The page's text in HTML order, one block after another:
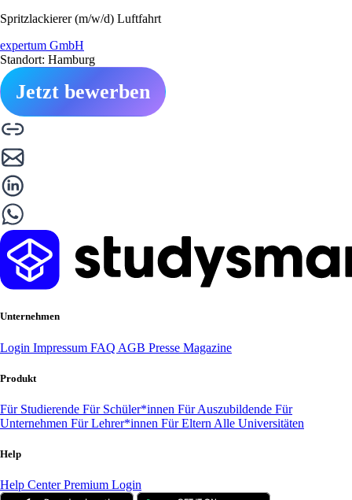
Spritzlackierer (m/w/d) Luftfahrt
expertum GmbH
Standort: Hamburg
Jetzt bewerben
Unternehmen
Login Impressum FAQ AGB Presse Magazine
Produkt
Für Studierende Für Schüler*innen Für Auszubildende Für
Unternehmen Für Lehrer*innen Für Eltern Alle Universitäten
Help
Help CenterPremium Login